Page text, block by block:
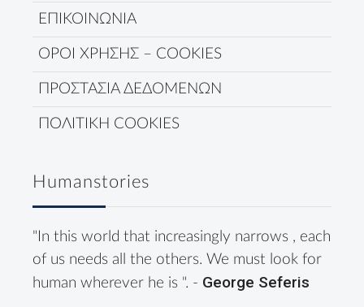
ΕΠΙΚΟΙΝΩΝΙΑ
ΟΡΟΙ ΧΡΗΣΗΣ – COOKIES
ΠΡΟΣΤΑΣΙΑ ΔΕΔΟΜΕΝΩΝ
ΠΟΛΙΤΙΚΗ COOKIES
Humanstories
"In this world that increasingly narrows , each
of us needs all the others. We must look for
human wherever he is ". - George Seferis